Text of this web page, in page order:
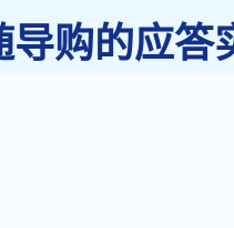
购的应答